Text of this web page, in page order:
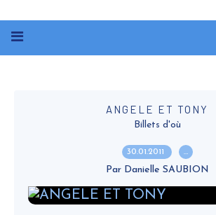
ANGELE ET TONY
Billets d'où
30.01.2011 …
Par Danielle SAUBION